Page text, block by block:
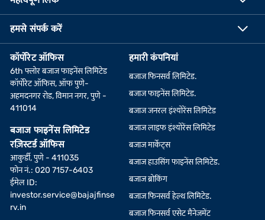
हमसे संपर्क करें
कॉर्पोरेट ऑफिस
6th फ्लोर बजाज फाइनेंस लिमिटेड
कॉर्पोरेट ऑफिस, ऑफ पुणे-
अहमदनगर रोड, विमान नगर, पुणे -
411014
बजाज फाइनेंस लिमिटेड
रज़िस्टर्ड ऑफिस
आकुर्डी, पुणे - 411035
फोन नं.: 020 7157-6403
ईमेल ID:
investor.service@bajajfinse
rv.in
हमारी कंपनियां
बजाज फिनसर्व लिमिटेड.
बजाज फाइनेंस लिमिटेड.
बजाज जनरल इंश्योरेंस लिमिटेड
बजाज लाइफ इंश्योरेंस लिमिटेड
बजाज मार्केट्स
बजाज हाउसिंग फाइनेंस लिमिटेड.
बजाज ब्रोकिंग
बजाज फिनसर्व हेल्थ लिमिटेड.
बजाज फिनसर्व एसेट मैनेजमेंट